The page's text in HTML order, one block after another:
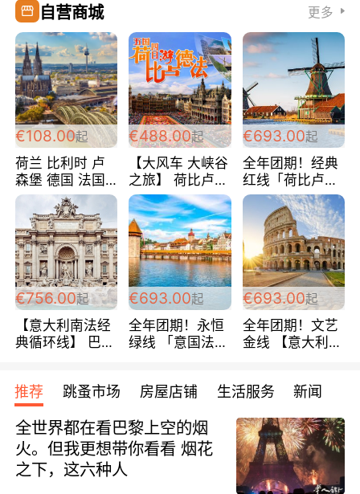
自营商城 更多
€108.00起
荷兰 比利时 卢
森堡 德国 法国
超爽玩遍西欧 循
环线 全程四星宾
馆 108欧/人/天
€488.00起
【大风车 大峡谷
之旅】 荷比卢德
法 巴黎上下 经
典五国四日游
488欧/人
€693.00起
全年团期！经典
红线「荷比卢德
法」七天循环 五
国 仅售99欧/人/
天！巴黎上下！
包拼房~
€756.00起
【意大利南法经
典循环线】 巴黎
宾馆 108欧/天起
全程756欧/位
€693.00起
全年团期！永恒
绿线 「意国法
欧/天起 ~包拼房
€693.00起
全年团期！文艺
金线 【意大利一
每周铁发！
推荐 跳蚤市场 房屋店铺 生活服务 新闻
全世界都在看巴黎上空的烟
火。但我更想带你看看 烟花
之下，这六种人